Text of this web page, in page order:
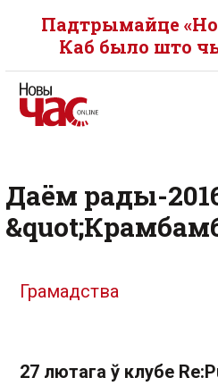
Падтрымайце
Каб было што
Даём рады-
Грамадства
27 лютага ў клубе